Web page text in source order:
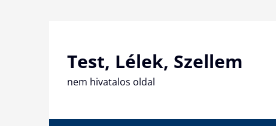
Test, Lélek, Szellem
nem hivatalos oldal